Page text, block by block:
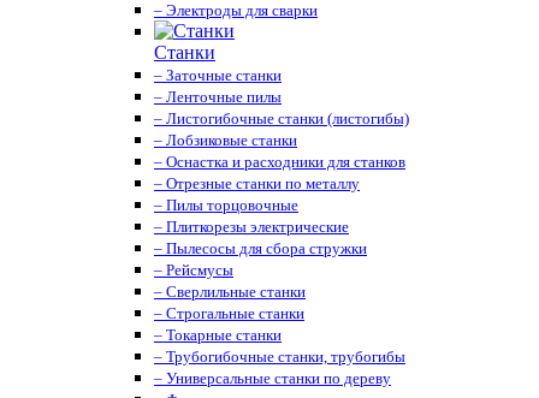
– Электроды для сварки
Станки
– Заточные станки
– Ленточные пилы
– Листогибочные станки (листогибы)
– Лобзиковые станки
– Оснастка и расходники для станков
– Отрезные станки по металлу
– Пилы торцовочные
– Плиткорезы электрические
– Пылесосы для сбора стружки
– Рейсмусы
– Сверлильные станки
– Строгальные станки
– Токарные станки
– Трубогибочные станки, трубогибы
– Универсальные станки по дереву